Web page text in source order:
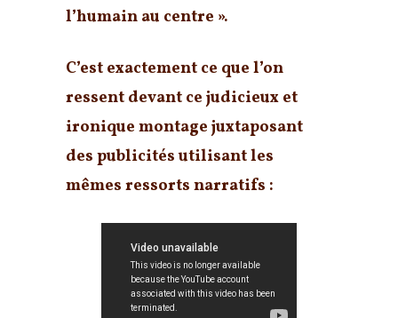
l’humain au centre ».
C’est exactement ce que l’on
ressent devant ce judicieux et
ironique montage juxtaposant
des publicités utilisant les
mêmes ressorts narratifs :